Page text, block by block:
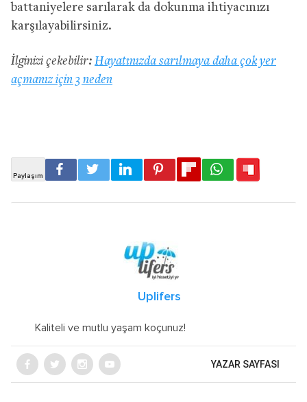
battaniyelere sarılarak da dokunma ihtiyacınızı
karşılayabilirsiniz.
İlginizi çekebilir: Hayatınızda sarılmaya daha çok yer
açmanız için 3 neden
Uplifers
Kaliteli ve mutlu yaşam koçunuz!
YAZAR SAYFASI